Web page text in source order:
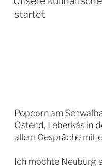
startet
Popcorn am
Ostend, Leberkäs in
allem Gespräche mit
Ich möchte Neuburg